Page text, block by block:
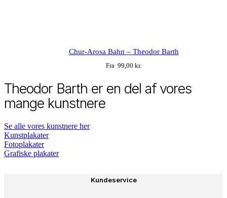
The
options
may
chosen
on
the
product
page
Chur-Arosa Bahn – Theodor Barth
Fra 99,00 kr.
Theodor Barth er en del af vores
mange kunstnere
Se alle vores kunstnere her
Kunstplakater
Fotoplakater
Grafiske plakater
Kundeservice